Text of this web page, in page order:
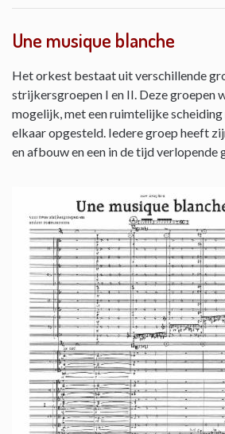
Une musique blanche
Het orkest bestaat uit verschillende
strijkersgroepen I en II. Deze groepen
mogelijk, met een ruimtelijke
elkaar opgesteld. Iedere groep heeft
en afbouw en een in de tijd verlopende